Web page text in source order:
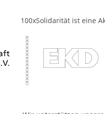
100xSolidarität ist eine